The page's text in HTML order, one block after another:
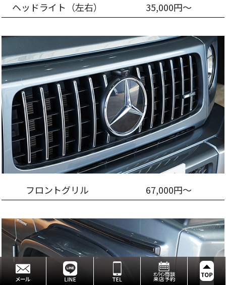
ヘッドライト（左右） 35,000円～
フロントグリル 67,000円～